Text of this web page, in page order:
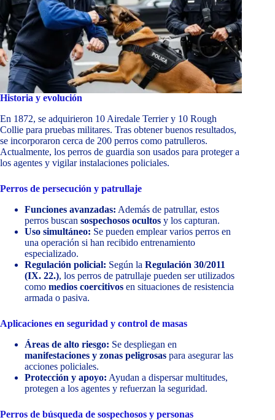
Historia y evolución
En 1872, se adquirieron 10 Airedale Terrier y 10 Rough
Collie para pruebas militares. Tras obtener buenos resultados,
se incorporaron cerca de 200 perros como patrulleros.
Actualmente, los perros de guardia son usados para proteger a
los agentes y vigilar instalaciones policiales.
Perros de persecución y patrullaje
Funciones avanzadas: Además de patrullar, estos
perros buscan sospechosos ocultos y los capturan.
Uso simultáneo: Se pueden emplear varios perros en
una operación si han recibido entrenamiento
especializado.
Regulación policial: Según la Regulación 30/2011
(IX. 22.), los perros de patrullaje pueden ser utilizados
como medios coercitivos en situaciones de resistencia
armada o pasiva.
Aplicaciones en seguridad y control de masas
Áreas de alto riesgo: Se despliegan en
manifestaciones y zonas peligrosas para asegurar las
acciones policiales.
Protección y apoyo: Ayudan a dispersar multitudes,
protegen a los agentes y refuerzan la seguridad.
Perros de búsqueda de sospechosos y personas